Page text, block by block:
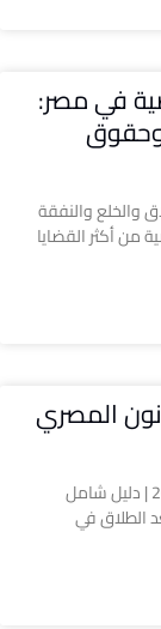
في مصر:
وحقوق
والخلع والنفقة
من أكثر القضايا
المصري
حقوق الزوجة بعد الطلاق في القانون المصري 2026 | دليل شامل
الطلاق في